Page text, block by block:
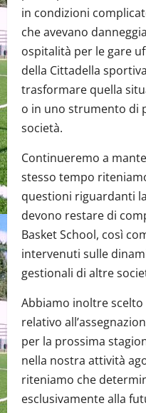
in condizioni
che avevano
ospitalità per le gare
della Cittadella
trasformare quella
o in uno strumento di
società.
Continueremo a
stesso tempo
questioni riguardanti
devono restare di
Basket School, così
intervenuti sulle
gestionali di altre
Abbiamo inoltre
relativo
per la prossima
nella nostra attività
riteniamo che
esclusivamente alla